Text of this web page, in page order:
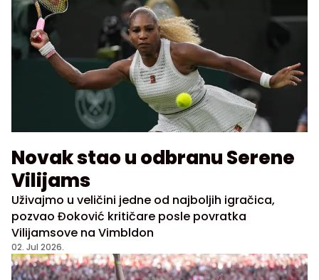
Novak stao u odbranu Serene
Vilijams
Uživajmo u veličini jedne od najboljih igračica,
pozvao Đoković kritičare posle povratka
Vilijamsove na Vimbldon
02. Jul 2026.